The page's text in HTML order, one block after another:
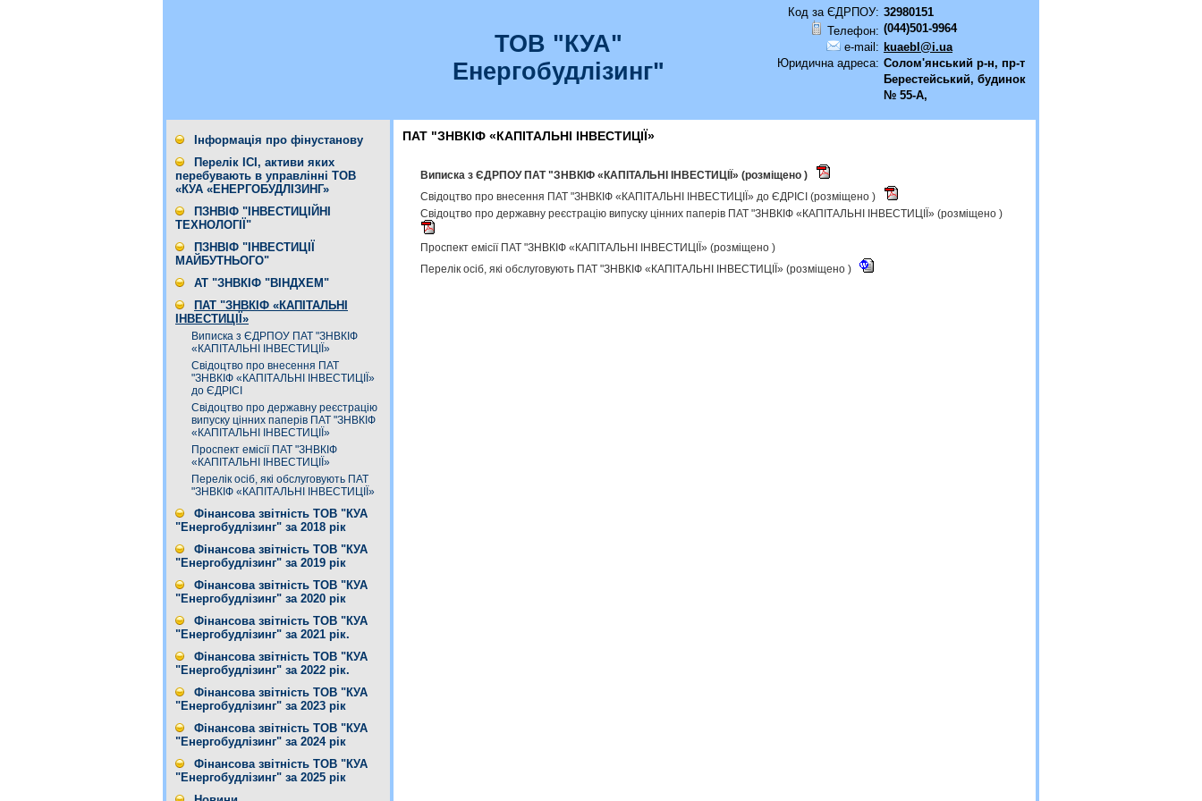
ТОВ "КУА"
Енергобудлізинг"
Код за ЄДРПОУ: 32980151
Телефон: (044)501-9964
e-mail: kuaebl@i.ua
Юридична адреса: Солом'янський р-н, пр-т
Берестейський, будинок
№ 55-А,
Інформація про фінустанову
Перелік ІСІ, активи яких
перебувають в управлінні ТОВ
«КУА «ЕНЕРГОБУДЛІЗИНГ»
ПЗНВІФ "ІНВЕСТИЦІЙНІ
ТЕХНОЛОГІЇ"
ПЗНВІФ "ІНВЕСТИЦІЇ
МАЙБУТНЬОГО"
АТ "ЗНВКІФ "ВІНДХЕМ"
ПАТ "ЗНВКІФ «КАПІТАЛЬНІ
ІНВЕСТИЦІЇ»
Виписка з ЄДРПОУ ПАТ "ЗНВКІФ
«КАПІТАЛЬНІ ІНВЕСТИЦІЇ»
Cвідоцтво про внесення ПАТ
"ЗНВКІФ «КАПІТАЛЬНІ ІНВЕСТИЦІЇ»
до ЄДРІСІ
Свідоцтво про державну реєстрацію
випуску цінних паперів ПАТ "ЗНВКІФ
«КАПІТАЛЬНІ ІНВЕСТИЦІЇ»
Проспект емісії ПАТ "ЗНВКІФ
«КАПІТАЛЬНІ ІНВЕСТИЦІЇ»
Перелік осіб, які обслуговують ПАТ
"ЗНВКІФ «КАПІТАЛЬНІ ІНВЕСТИЦІЇ»
Фінансова звітність ТОВ "КУА
"Енергобудлізинг" за 2018 рік
Фінансова звітність ТОВ "КУА
"Енергобудлізинг" за 2019 рік
Фінансова звітність ТОВ "КУА
"Енергобудлізинг" за 2020 рік
Фінансова звітність ТОВ "КУА
"Енергобудлізинг" за 2021 рік.
Фінансова звітність ТОВ "КУА
"Енергобудлізинг" за 2022 рік.
Фінансова звітність ТОВ "КУА
"Енергобудлізинг" за 2023 рік
Фінансова звітність ТОВ "КУА
"Енергобудлізинг" за 2024 рік
Фінансова звітність ТОВ "КУА
"Енергобудлізинг" за 2025 рік
ПАТ "ЗНВКІФ «КАПІТАЛЬНІ ІНВЕСТИЦІЇ»
Виписка з ЄДРПОУ ПАТ "ЗНВКІФ «КАПІТАЛЬНІ ІНВЕСТИЦІЇ» (розміщено )
Cвідоцтво про внесення ПАТ "ЗНВКІФ «КАПІТАЛЬНІ ІНВЕСТИЦІЇ» до ЄДРІСІ (розміщено )
Свідоцтво про державну реєстрацію випуску цінних паперів ПАТ "ЗНВКІФ «КАПІТАЛЬНІ ІНВЕСТИЦІЇ» (розміщено )
Проспект емісії ПАТ "ЗНВКІФ «КАПІТАЛЬНІ ІНВЕСТИЦІЇ» (розміщено )
Перелік осіб, які обслуговують ПАТ "ЗНВКІФ «КАПІТАЛЬНІ ІНВЕСТИЦІЇ» (розміщено )